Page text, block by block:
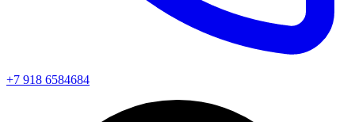
+7 918 6584684